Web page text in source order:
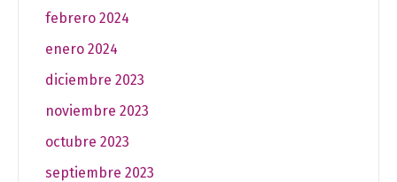
febrero 2024
enero 2024
diciembre 2023
noviembre 2023
octubre 2023
septiembre 2023